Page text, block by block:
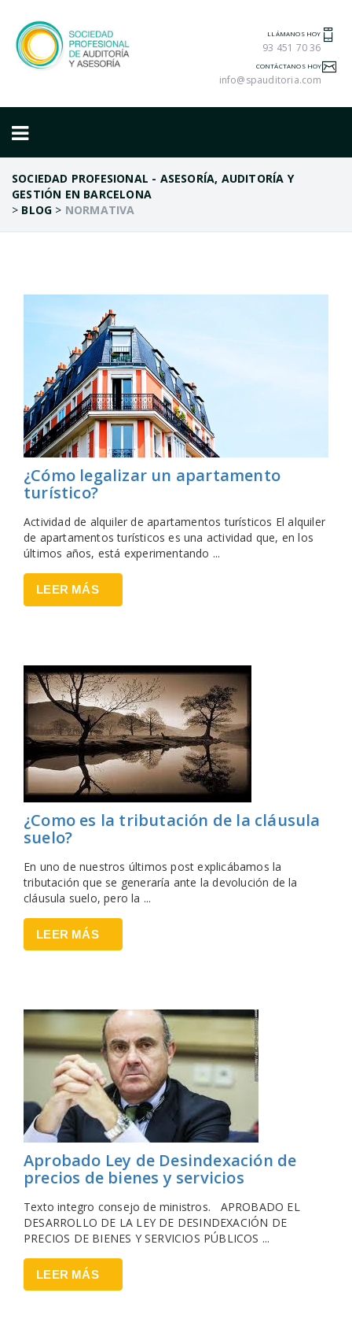
LLÁMANOS HOY
93 451 70 36
CONTÁCTANOS HOY
info@spauditoria.com
SOCIEDAD PROFESIONAL - ASESORÍA, AUDITORÍA Y
GESTIÓN EN BARCELONA
> BLOG > NORMATIVA
¿Cómo legalizar un apartamento
turístico?
Actividad de alquiler de apartamentos turísticos El alquiler
de apartamentos turísticos es una actividad que, en los
últimos años, está experimentando ...
LEER MÁS
¿Como es la tributación de la cláusula
suelo?
En uno de nuestros últimos post explicábamos la
tributación que se generaría ante la devolución de la
cláusula suelo, pero la ...
LEER MÁS
Aprobado Ley de Desindexación de
precios de bienes y servicios
Texto integro consejo de ministros. APROBADO EL
DESARROLLO DE LA LEY DE DESINDEXACIÓN DE
PRECIOS DE BIENES Y SERVICIOS PÚBLICOS ...
LEER MÁS